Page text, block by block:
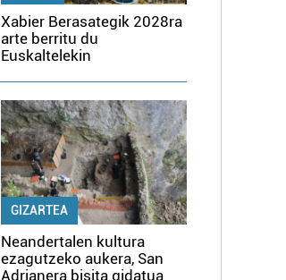
Xabier Berasategik 2028ra
arte berritu du
Euskaltelekin
GIZARTEA
Neandertalen kultura
ezagutzeko aukera, San
Adrianera bisita gidatua